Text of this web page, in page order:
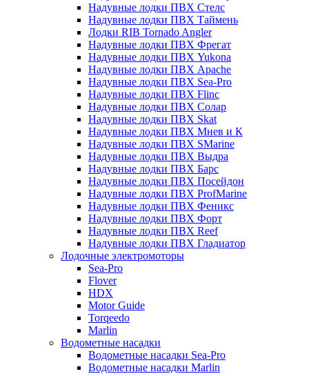
Надувные лодки ПВХ Стелс
Надувные лодки ПВХ Таймень
Лодки RIB Tornado Angler
Надувные лодки ПВХ Фрегат
Надувные лодки ПВХ Yukona
Надувные лодки ПВХ Apache
Надувные лодки ПВХ Sea-Pro
Надувные лодки ПВХ Flinc
Надувные лодки ПВХ Солар
Надувные лодки ПВХ Skat
Надувные лодки ПВХ Мнев и К
Надувные лодки ПВХ SMarine
Надувные лодки ПВХ Выдра
Надувные лодки ПВХ Барс
Надувные лодки ПВХ Посейдон
Надувные лодки ПВХ ProfMarine
Надувные лодки ПВХ Феникс
Надувные лодки ПВХ Форт
Надувные лодки ПВХ Reef
Надувные лодки ПВХ Гладиатор
Лодочные электромоторы
Sea-Pro
Flover
HDX
Motor Guide
Torqeedo
Marlin
Водометные насадки
Водометные насадки Sea-Pro
Водометные насадки Marlin